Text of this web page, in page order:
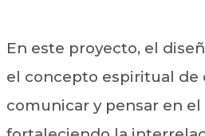
En este proyecto, el
el concepto espiritual de
comunicar y pensar en el